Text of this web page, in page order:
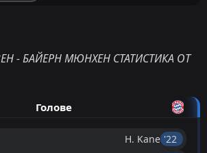
- БАЙЕРН МЮНХЕН СТАТИСТИКА ОТ
Голове
H. Kane '22 ︎